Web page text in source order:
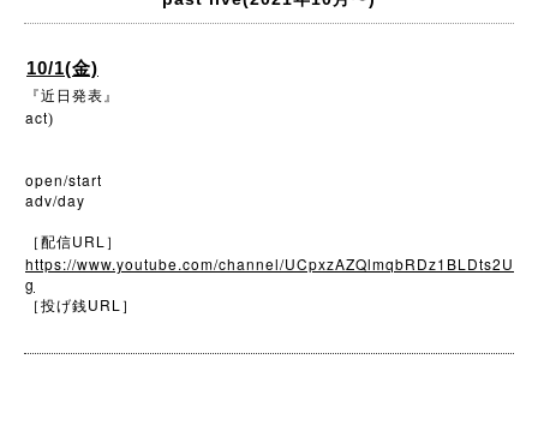
10/1(金)
『近日発表』
act)
open/start
adv/day
［配信URL ］
https://www.youtube.com/channel/UCpxzAZQlmqbRDz1BLDts2U
g
［投げ銭URL ］